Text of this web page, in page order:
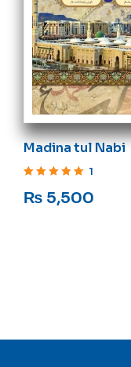
Madina tul Nabi
1
₨ 5,500